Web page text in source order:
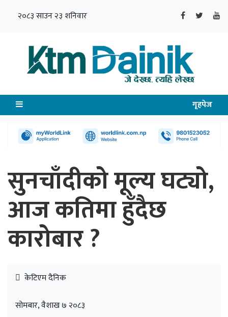
२०८३ साउन २३ शनिवार
गृहपेज
सुनचाँदीको मूल्य घट्यो,
आज कतिमा हुँदैछ
कारोबार ?
केटिएम दैनिक
सोमबार, वैशाख ७ २०८३